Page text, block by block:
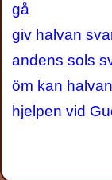
gå
giv halvan
andens sols
öm kan
hjelpen vid